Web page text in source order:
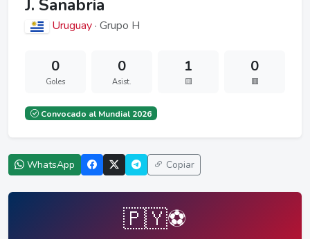
J. Sanabria
Uruguay · Grupo H
0
Goles
0
Asist.
1
🟨
0
🟥
Convocado al Mundial 2026
WhatsApp Copiar
🇵🇾⚽